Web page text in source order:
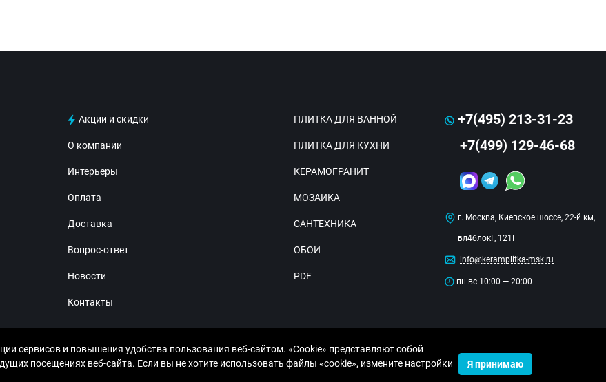
Акции и скидки
О компании
Интерьеры
Оплата
Доставка
Вопрос-ответ
Новости
Контакты
ПЛИТКА ДЛЯ ВАННОЙ
ПЛИТКА ДЛЯ КУХНИ
КЕРАМОГРАНИТ
МОЗАИКА
САНТЕХНИКА
ОБОИ
PDF
+7(495) 213-31-23
+7(499) 129-46-68
г. Москва, Киевское шоссе, 22-й км,
вл4блокГ, 121Г
info@keramplitka-msk.ru
пн-вс 10:00 — 20:00
сервисов и повышения удобства пользования веб-сайтом. «Cookie» представляют собой
посещениях веб-сайта. Если вы не хотите использовать файлы «cookie», измените настройки
Я принимаю